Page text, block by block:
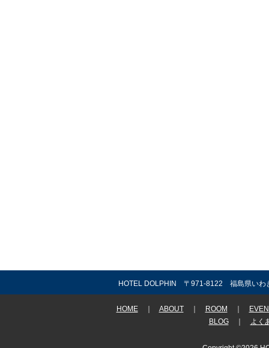
HOTEL DOLPHIN 〒971-8122 福島県いわ
HOME｜ ABOUT｜ ROOM
BLOG｜ よく